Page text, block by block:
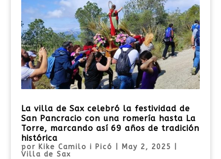
La villa de Sax celebró la festividad de
San Pancracio con una romería hasta La
Torre, marcando así 69 años de tradición
histórica
por Kike Camilo i Picó May 2, 2025
Villa de Sax